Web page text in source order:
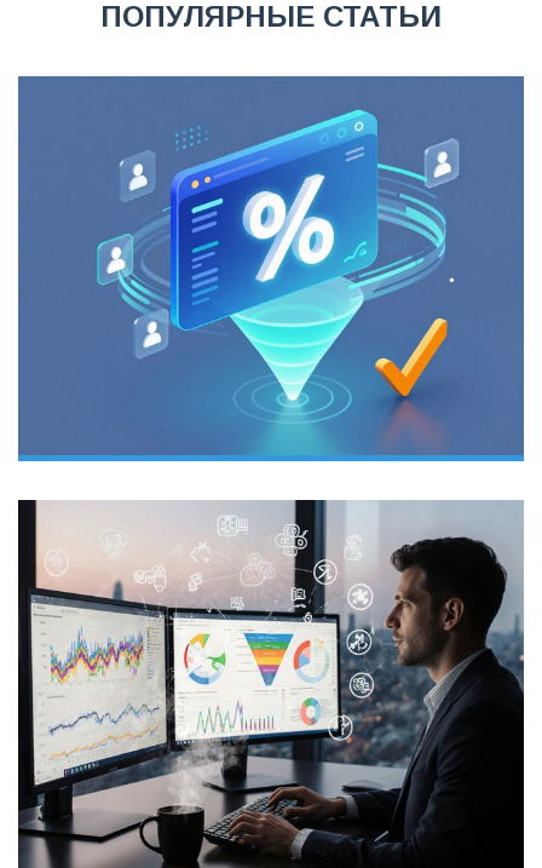
ПОПУЛЯРНЫЕ СТАТЬИ